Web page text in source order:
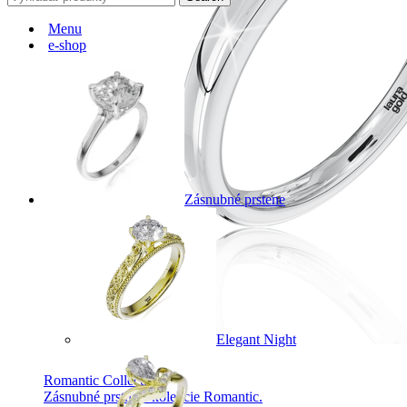
Romantic Collection
Zásnubné prstne z kolekcie Romantic.
Menu
e-shop
Zásnubné prstene
Elegant Night